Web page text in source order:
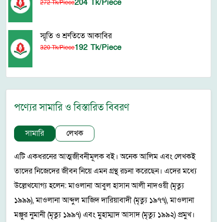
272 Tk/Piece204 Tk/Piece
স্মৃতি ও শ্রুতিতে আকাবির
320 Tk/Piece192 Tk/Piece
পণ্যের সামারি ও বিস্তারিত বিবরণ
সামারি লেখক
এটি একধরনের আত্মজীবনীমূলক বই। অনেক আলিম এবং লেখকই
তাদের নিজেদের জীবন নিয়ে এমন গ্রন্থ রচনা করেছেন। এদের মধ্যে
উল্লেখযোগ্য হলেন: মাওলানা আবুল হাসান আলী নাদওয়ী (মৃত্যু
১৯৯৯), মাওলানা আব্দুল মাজিদ দারিয়াবাদী (মৃত্যু ১৯৭৭), মাওলানা
মঞ্জুর নুমানী (মৃত্যু ১৯৯৭) এবং মুহাম্মাদ আসাদ (মৃত্যু ১৯৯২) প্রমুখ।